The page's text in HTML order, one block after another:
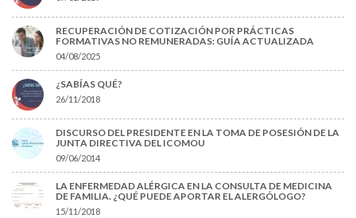
RECUPERACIÓN DE COTIZACIÓN POR PRÁCTICAS
FORMATIVAS NO REMUNERADAS: GUÍA ACTUALIZADA
04/08/2025
¿SABÍAS QUÉ?
26/11/2018
DISCURSO DEL PRESIDENTE EN LA TOMA DE POSESIÓN DE LA
JUNTA DIRECTIVA DEL ICOMOU
09/06/2014
LA ENFERMEDAD ALÉRGICA EN LA CONSULTA DE MEDICINA
DE FAMILIA. ¿QUÉ PUEDE APORTAR EL ALERGÓLOGO?
15/11/2018